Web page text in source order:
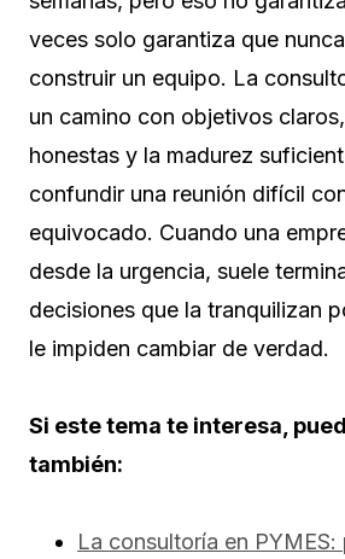
veces solo garantiza que
construir un equipo. La
un camino con objetivos
honestas y la madurez
confundir una reunión difícil
equivocado. Cuando una
desde la urgencia, suele
decisiones que la tranquilizan
le impiden cambiar de verdad.
Si este tema te interesa,
también:
La consultoría en